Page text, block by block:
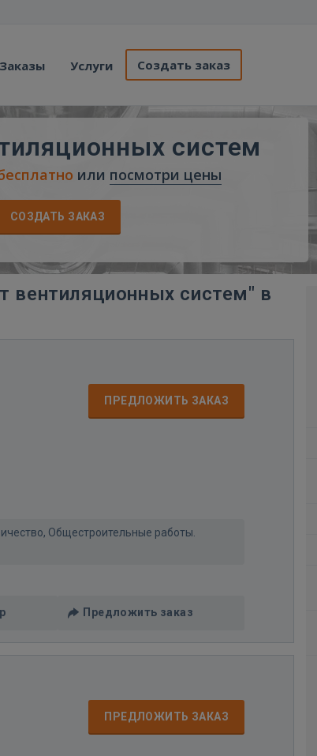
Заказы Услуги Создать заказ
систем
или посмотри цены
СОЗДАТЬ ЗАКАЗ
вентиляционных систем" в
ПРЕДЛОЖИТЬ ЗАКАЗ
Общестроительные работы.
Предложить заказ
ПРЕДЛОЖИТЬ ЗАКАЗ